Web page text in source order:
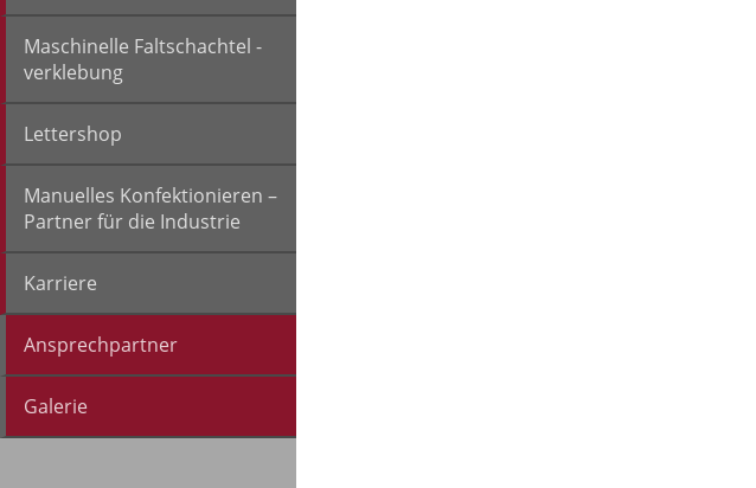
Maschinelle Faltschachtel -
verklebung
Lettershop
Manuelles Konfektionieren –
Partner für die Industrie
Karriere
Ansprechpartner
Galerie